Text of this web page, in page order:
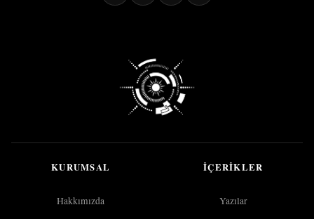
KURUMSAL
Hakkımızda
İÇERIKLER
Yazılar